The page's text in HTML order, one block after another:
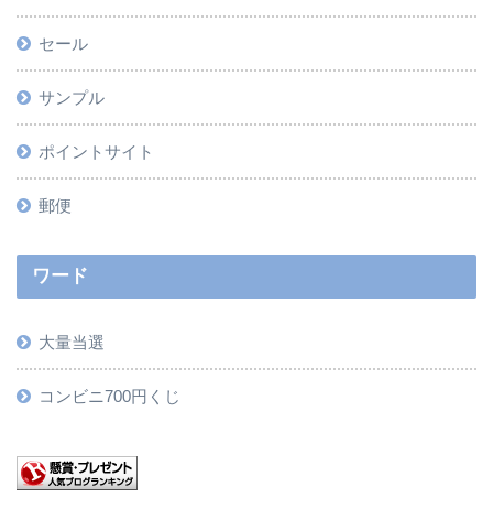
セール
サンプル
ポイントサイト
郵便
ワード
大量当選
コンビニ700円くじ